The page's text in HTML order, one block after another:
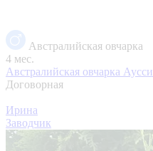
Австралийская овчарка
4 мес.
Австралийская овчарка Аусси
Договорная
Ирина
Заводчик